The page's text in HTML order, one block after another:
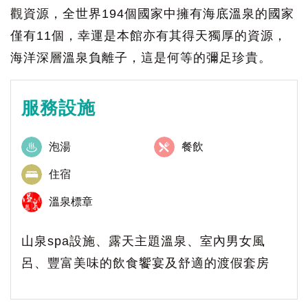
觀資源，全世界194個國家中擁有海底溫泉的國家
僅有11個，幸運是本館亦有其得天獨厚的資源，
海洋深層溫泉負離子，這是何等的彌足珍貴。
服務設施
泡湯 餐飲
住宿
溫泉標章
山泉spa設施、露天主題溫泉、室內男女風
呂、豐富美味的飲食饗宴及舒適的渡假套房